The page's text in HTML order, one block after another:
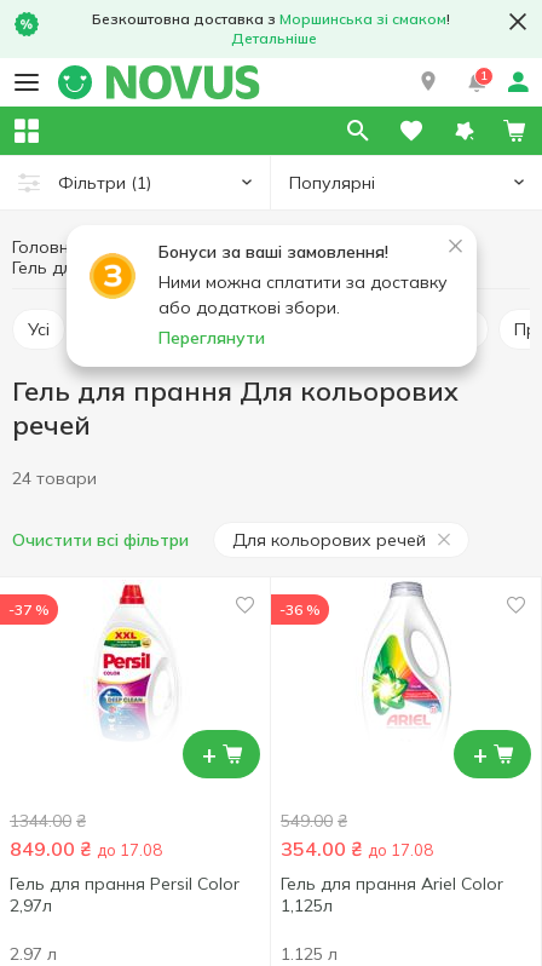
Безкоштовна доставка з Моршинська зі смаком!
Детальніше
1
Фільтри (1) Популярні
Бонуси за ваші замовлення!
Ними можна сплатити за доставку
або додаткові збори.
Переглянути
Головна Побутова хімія
Засоби для прання
Гель для прання
Усі Гель для прання
Гель для прання Для кольорових
речей
24 товари
Очистити всі фільтри Для кольорових речей
+
-37 %
1344.00 ₴
849.00 ₴ до 17.08
Гель для прання Persil Color
2,97л
2.97 л
+
-36 %
549.00 ₴
354.00 ₴ до 17.08
Гель для прання Ariel Color
1,125л
1.125 л